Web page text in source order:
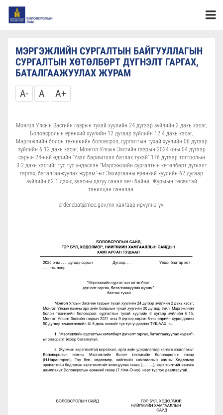
МЭРГЭЖЛИЙН СУРГАЛТЫН БАЙГУУЛЛАГЫН
СУРГАЛТЫН ХӨТӨЛБӨРТ ДҮГНЭЛТ ГАРГАХ,
БАТАЛГААЖУУЛАХ ЖУРАМ
A-
A A+
Монгол Улсын Засгийн газрын тухай хуулийн 24 дүгээр зүйлийн 2 дахь хэсэг,
Боловсролын ерөнхий хуулийн 12 дугаар зүйлийн 12.4 дахь хэсэг,
Мэргэжлийн болон техникийн боловсрол, сургалтын тухай хуулийн 06 дугаар
зүйлийн 6.12 дахь хэсэг, Монгол Улсын Засгийн газрын 2024 оны 04 дүгээр
сарын 24-ний өдрийн “Үзэл баримтлал батлах тухай” 176 дугаар тогтоолын
3.2 дахь хэсгийг тус тус үндэслэн “Мэргэжлийн сургалтын хөтөлбөрт дүгнэлт
гаргах, баталгаажуулах журам"-ыг Захиргааны ерөнхий хуулийн 62 дугаар
зүйлийн 62.1 дэх-д заасны дагуу санал авч байна. Журмын төсөлтэй
танилцан саналаа
erdenebat@moe.gov.mn хаягаар ирүүлнэ үү.